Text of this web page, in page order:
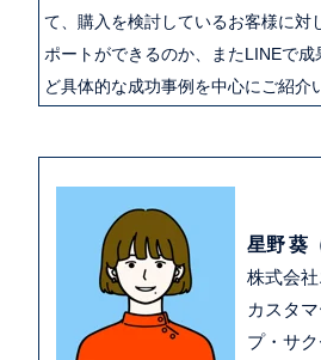
て、購入を検討しているお客様に対
ポートができるのか、またLINEで
ど具体的な成功事例を中心にご紹介
星野 葵
株式会
カスタ
プ・サ